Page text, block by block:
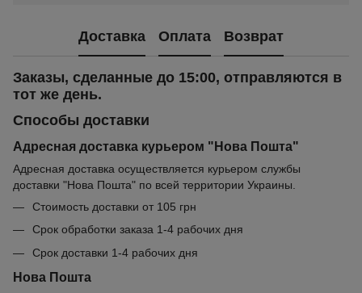
Доставка Оплата Возврат
Заказы, сделанные до 15:00, отправляются в
тот же день.
Способы доставки
Адресная доставка курьером "Нова Пошта"
Адресная доставка осуществляется курьером службы
доставки "Нова Пошта" по всей территории Украины.
Стоимость доставки от 105 грн
Срок обработки заказа 1-4 рабочих дня
Срок доставки 1-4 рабочих дня
Нова Пошта